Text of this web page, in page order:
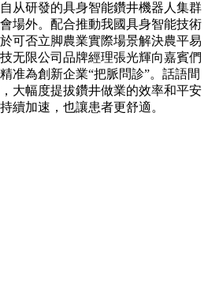
从研發的具身智能鑽井機器人集群
場外。配合推動我國具身智能技術
可否立脚農業實際場景解決農平易
无限公司品牌經理張光輝向嘉賓們
准為創新企業“把脈問診”。話語間
大幅度提拔鑽井做業的效率和平安
續加速，也讓患者更舒適。